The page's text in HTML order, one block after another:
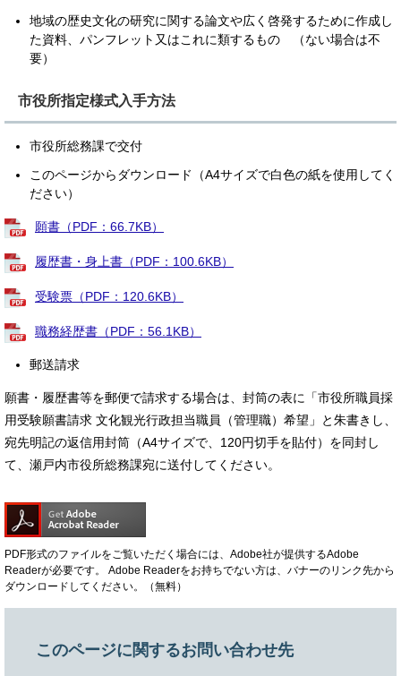
地域の歴史文化の研究に関する論文や広く啓発するために作成し
た資料、パンフレット又はこれに類するもの （ない場合は不
要）
市役所指定様式入手方法
市役所総務課で交付
このページからダウンロード（A4サイズで白色の紙を使用してく
ださい）
願書（PDF：66.7KB）
履歴書・身上書（PDF：100.6KB）
受験票（PDF：120.6KB）
職務経歴書（PDF：56.1KB）
郵送請求
願書・履歴書等を郵便で請求する場合は、封筒の表に「市役所職員採
用受験願書請求 文化観光行政担当職員（管理職）希望」と朱書きし、
宛先明記の返信用封筒（A4サイズで、120円切手を貼付）を同封し
て、瀬戸内市役所総務課宛に送付してください。
PDF形式のファイルをご覧いただく場合には、Adobe社が提供するAdobe
Readerが必要です。
Adobe Readerをお持ちでない方は、バナーのリンク先から
ダウンロードしてください。（無料）
このページに関するお問い合わせ先